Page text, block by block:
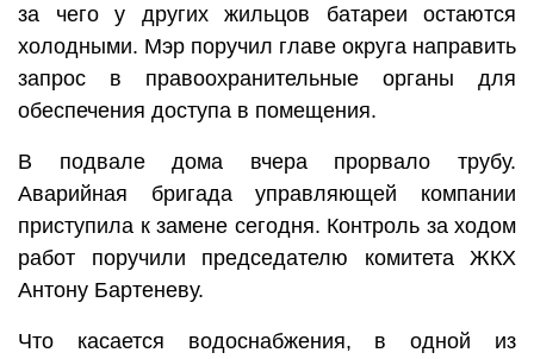
за чего у других жильцов батареи остаются
холодными. Мэр поручил главе округа направить
запрос в правоохранительные органы для
обеспечения доступа в помещения.
В подвале дома вчера прорвало трубу.
Аварийная бригада управляющей компании
приступила к замене сегодня. Контроль за ходом
работ поручили председателю комитета ЖКХ
Антону Бартеневу.
Что касается водоснабжения, в одной из